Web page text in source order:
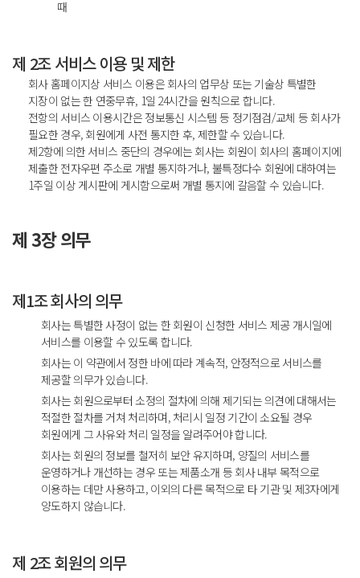
때
제 2조 서비스 이용 및 제한
회사 홈페이지상 서비스 이용은 회사의 업무상 또는 기술상 특별한
지장이 없는 한 연중무휴, 1일 24시간을 원칙으로 합니다.
전항의 서비스 이용시간은 정보통신 시스템 등 정기점검/교체 등 회사가
필요한 경우, 회원에게 사전 통지한 후, 제한할 수 있습니다.
제2항에 의한 서비스 중단의 경우에는 회사는 회원이 회사의 홈페이지에
제출한 전자우편 주소로 개별 통지하거나, 불특정다수 회원에 대하여는
1주일 이상 게시판에 게시함으로써 개별 통지에 갈음할 수 있습니다.
제 3장 의무
제1조 회사의 의무
회사는 특별한 사정이 없는 한 회원이 신청한 서비스 제공 개시일에
서비스를 이용할 수 있도록 합니다.
회사는 이 약관에서 정한 바에 따라 계속적, 안정적으로 서비스를
제공할 의무가 있습니다.
회사는 회원으로부터 소정의 절차에 의해 제기되는 의견에 대해서는
적절한 절차를 거쳐 처리하며, 처리시 일정 기간이 소요될 경우
회원에게 그 사유와 처리 일정을 알려주어야 합니다.
회사는 회원의 정보를 철저히 보안 유지하며, 양질의 서비스를
운영하거나 개선하는 경우 또는 제품소개 등 회사 내부 목적으로
이용하는 데만 사용하고, 이외의 다른 목적으로 타 기관 및 제3자에게
양도하지 않습니다.
제 2조 회원의 의무